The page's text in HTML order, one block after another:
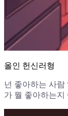
올인 헌신러형
넌 좋아하는 사
가 뭘 좋아하는지